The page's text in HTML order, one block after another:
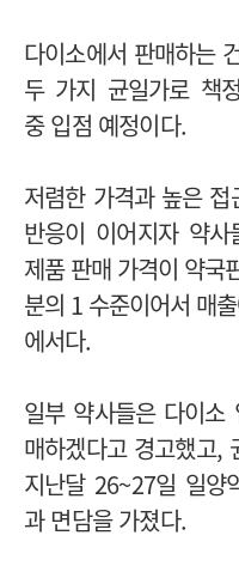
다이소에서 판매하는
두 가지 균일가로 책
중 입점 예정이다.
저렴한 가격과 높은
반응이 이어지자 약사
제품 판매 가격이 약국
분의 1 수준이어서 매
에서다.
일부 약사들은 다이소
매하겠다고 경고했고,
지난달 26~27일 일양
과 면담을 가졌다.